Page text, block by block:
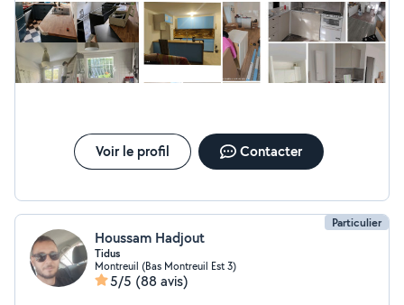
encore pour votre professionnalisme !
Voir le profil Contacter
Particulier
Houssam Hadjout
Tidus
Montreuil (Bas Montreuil Est 3)
5/5 (88 avis)